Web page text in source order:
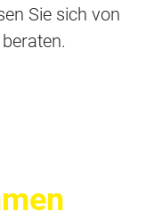
Sie sich von